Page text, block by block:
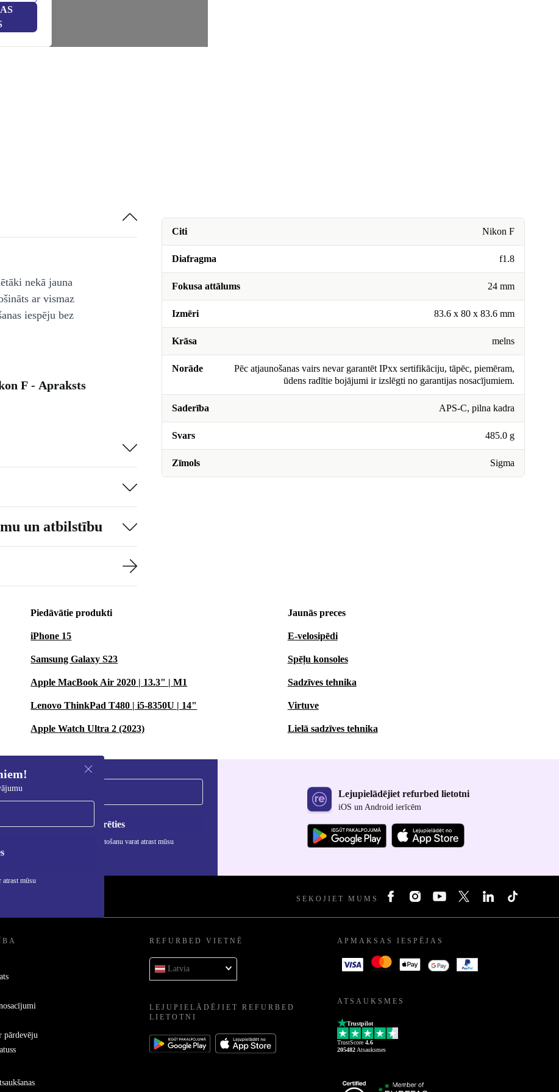
Citi Nikon F
Diafragma f1.8
Fokusa attālums 24 mm
Izmēri 83.6 x 80 x 83.6 mm
Krāsa melns
Norāde
Pēc atjaunošanas vairs nevar garantēt IPxx sertifikāciju, tāpēc, piemēram,
ūdens radītie bojājumi ir izslēgti no garantijas nosacījumiem.
Saderība APS-C, pilna kadra
Svars 485.0 g
Zīmols Sigma
nekā jauna
ar vismaz
iespēju bez
F - Apraksts
un atbilstību
Piedāvātie produkti
iPhone 15
Samsung Galaxy S23
Apple MacBook Air 2020 | 13.3" | M1
Lenovo ThinkPad T480 | i5-8350U | 14"
Apple Watch Ultra 2 (2023)
Jaunās preces
E-velosipēdi
Spēļu konsoles
Sadzīves tehnika
Virtuve
Lielā sadzīves tehnika
atrast mūsu
Reģistrēties
Informāciju par personas datu izmantošanu varat atrast mūsu
Privātuma politikā
Lejupielādējiet refurbed lietotni
iOS un Android ierīcēm
SEKOJIET MUMS
pārdevēju
REFURBED VIETNĒ
Latvia
LEJUPIELĀDĒJIET REFURBED
LIETOTNI
APMAKSAS IESPĒJAS
ATSAUKSMES
Trustpilot
TrustScore 4.6
205482 Atsauksmes